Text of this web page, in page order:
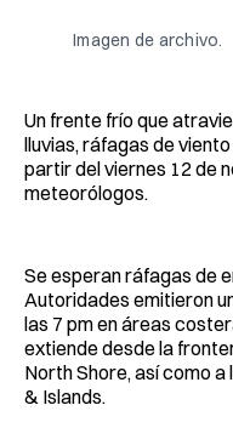
Imagen de archivo.
Un frente frío que
lluvias, ráfagas de
partir del viernes 12 de
meteorólogos.
Se esperan ráfagas de
Autoridades emitieron
las 7 pm en áreas
extiende desde la
North Shore, así como
& Islands.